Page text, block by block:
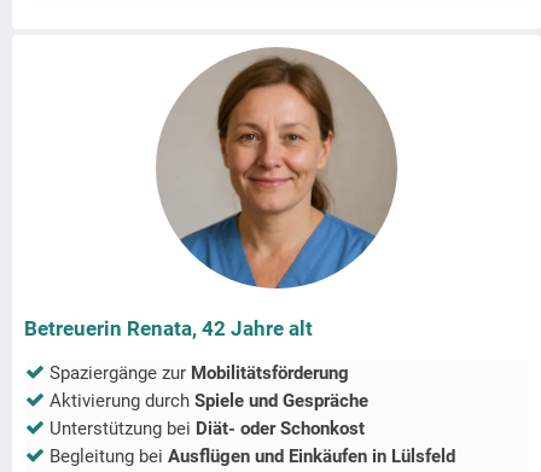
Betreuerin Renata, 42 Jahre alt
Spaziergänge zur Mobilitätsförderung
Aktivierung durch Spiele und Gespräche
Unterstützung bei Diät- oder Schonkost
Begleitung bei Ausflügen und Einkäufen in Lülsfeld